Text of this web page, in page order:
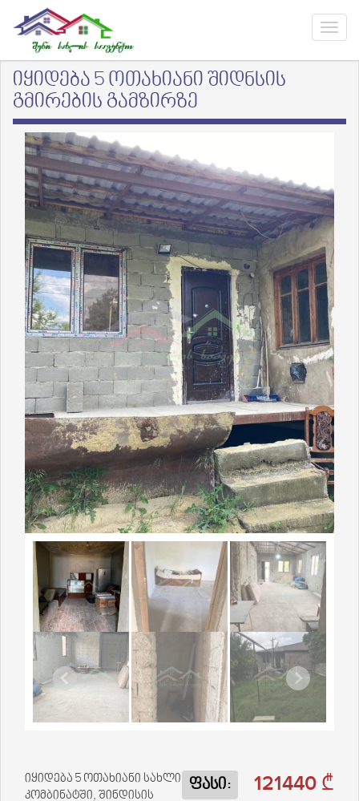
იყიდება 5 ოთახიანი შიდნსის
გმირების გამზირზე
121440 ₾
ფასი:
იყიდება 5 ოთახიანი სახლი
კომბინატში, შინდისის